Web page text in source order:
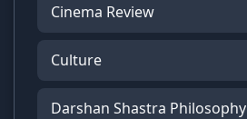
Cinema Review
Culture
Darshan Shastra Philosophy